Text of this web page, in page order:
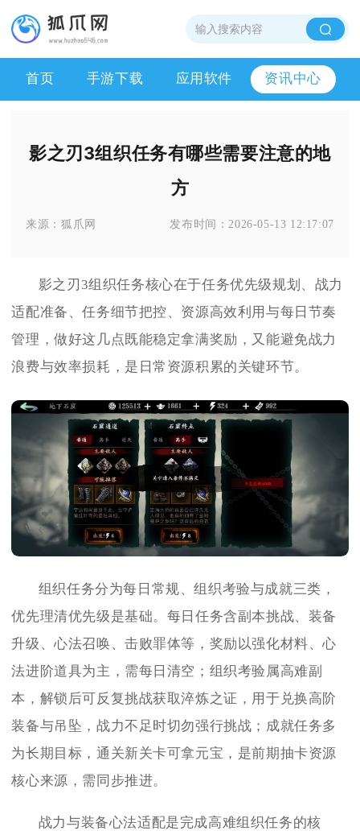
首页 手游下载 应用软件 资讯中心
影之刃3组织任务有哪些需要注意的地
方
来源：狐爪网 发布时间：2026-05-13 12:17:07
影之刃3组织任务核心在于任务优先级规划、战力
适配准备、任务细节把控、资源高效利用与每日节奏
管理，做好这几点既能稳定拿满奖励，又能避免战力
浪费与效率损耗，是日常资源积累的关键环节。
组织任务分为每日常规、组织考验与成就三类，
优先理清优先级是基础。每日任务含副本挑战、装备
升级、心法召唤、击败罪体等，奖励以强化材料、心
法进阶道具为主，需每日清空；组织考验属高难副
本，解锁后可反复挑战获取淬炼之证，用于兑换高阶
装备与吊坠，战力不足时切勿强行挑战；成就任务多
为长期目标，通关新关卡可拿元宝，是前期抽卡资源
核心来源，需同步推进。
战力与装备心法适配是完成高难组织任务的核